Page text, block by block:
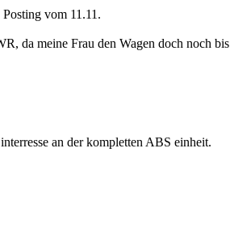
vom 11.11.
da meine Frau den Wagen doch noch
an der kompletten ABS einheit.